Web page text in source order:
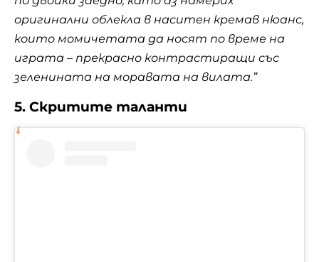
оригинални облекла в наситен кремав нюанс,
които момичетата да носят по време на
играта – прекрасно контрастиращи със
зеленината на моравата на вилата.”
5. Скритите таланти